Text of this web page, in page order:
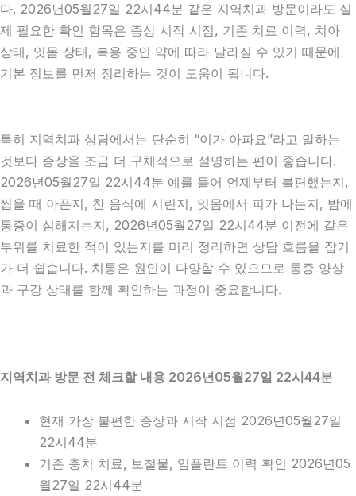
다. 2026년05월27일 22시44분 같은 지역치과 방문이라도 실
제 필요한 확인 항목은 증상 시작 시점, 기존 치료 이력, 치아
상태, 잇몸 상태, 복용 중인 약에 따라 달라질 수 있기 때문에
기본 정보를 먼저 정리하는 것이 도움이 됩니다.
특히 지역치과 상담에서는 단순히 “이가 아파요”라고 말하는
것보다 증상을 조금 더 구체적으로 설명하는 편이 좋습니다.
2026년05월27일 22시44분 예를 들어 언제부터 불편했는지,
씹을 때 아픈지, 찬 음식에 시린지, 잇몸에서 피가 나는지, 밤에
통증이 심해지는지, 2026년05월27일 22시44분 이전에 같은
부위를 치료한 적이 있는지를 미리 정리하면 상담 흐름을 잡기
가 더 쉽습니다. 치통은 원인이 다양할 수 있으므로 통증 양상
과 구강 상태를 함께 확인하는 과정이 중요합니다.
지역치과 방문 전 체크할 내용 2026년05월27일 22시44분
현재 가장 불편한 증상과 시작 시점 2026년05월27일
22시44분
기존 충치 치료, 보철물, 임플란트 이력 확인 2026년05
월27일 22시44분